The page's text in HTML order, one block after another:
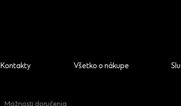
Kontakty Všetko o nákupe